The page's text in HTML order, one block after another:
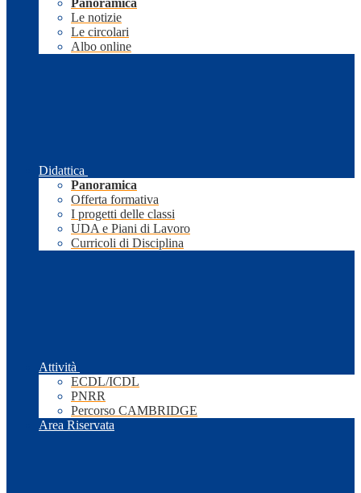
Panoramica
Le notizie
Le circolari
Albo online
Didattica
Panoramica
Offerta formativa
I progetti delle classi
UDA e Piani di Lavoro
Curricoli di Disciplina
Attività
ECDL/ICDL
PNRR
Percorso CAMBRIDGE
Area Riservata